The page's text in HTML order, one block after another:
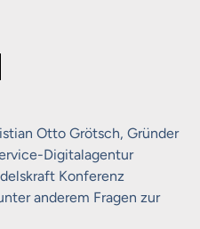
Otto Grötsch, Gründer
Digitalagentur
Konferenz
anderem Fragen zur